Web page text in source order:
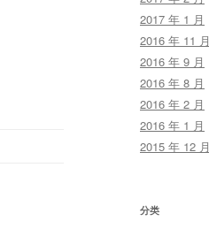
2017 年 1 月
2016 年 11 月
2016 年 9 月
2016 年 8 月
2016 年 2 月
2016 年 1 月
2015 年 12 月
分类